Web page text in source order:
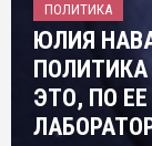
ПОЛИТИКА
ЮЛИЯ
ЭТО, ПО